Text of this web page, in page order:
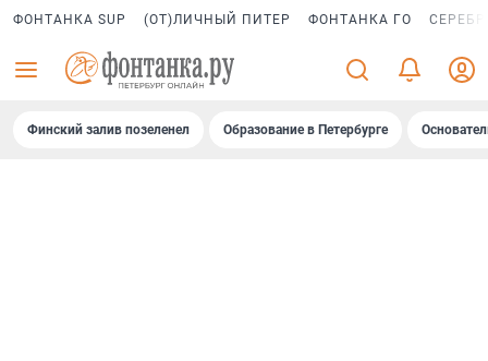
ФОНТАНКА SUP (ОТ)ЛИЧНЫЙ ПИТЕР ФОНТАНКА ГО
Финский залив позеленел Образование в Петербурге